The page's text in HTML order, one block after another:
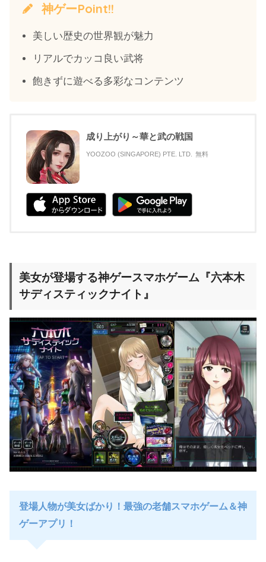
神ゲーPoint!!
美しい歴史の世界観が魅力
リアルでカッコ良い武将
飽きずに遊べる多彩なコンテンツ
成り上がり～華と武の戦国
YOOZOO (SINGAPORE) PTE. LTD. 無料
美女が登場する神ゲースマホゲーム『六本木
サディスティックナイト』
登場人物が美女ばかり！最強の老舗スマホゲーム＆神
ゲーアプリ！